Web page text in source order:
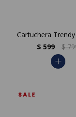
Cartuchera
$ 599 $
add